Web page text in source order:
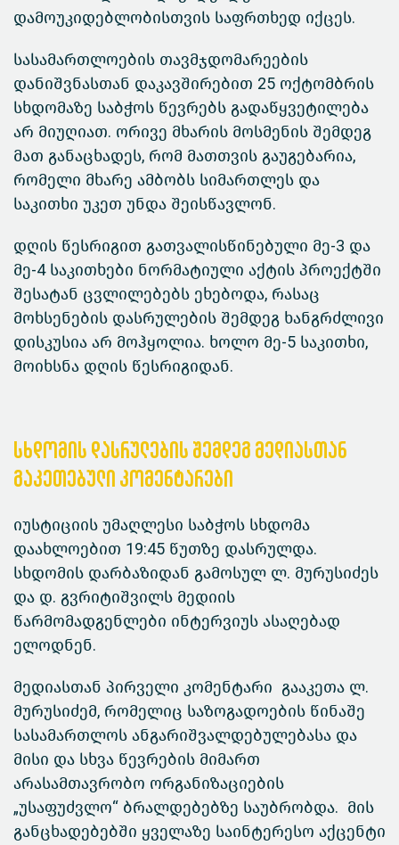
დამოუკიდებლობისთვის საფრთხედ იქცეს.
სასამართლოების თავმჯდომარეების
დანიშვნასთან დაკავშირებით 25 ოქტომბრის
სხდომაზე საბჭოს წევრებს გადაწყვეტილება
არ მიუღიათ. ორივე მხარის მოსმენის შემდეგ
მათ განაცხადეს, რომ მათთვის გაუგებარია,
რომელი მხარე ამბობს სიმართლეს და
საკითხი უკეთ უნდა შეისწავლონ.
დღის წესრიგით გათვალისწინებული მე-3 და
მე-4 საკითხები ნორმატიული აქტის პროექტში
შესატან ცვლილებებს ეხებოდა, რასაც
მოხსენების დასრულების შემდეგ ხანგრძლივი
დისკუსია არ მოჰყოლია. ხოლო მე-5 საკითხი,
მოიხსნა დღის წესრიგიდან.
სხდომის დასრულების შემდეგ მედიასთან
გაკეთებული კომენტარები
იუსტიციის უმაღლესი საბჭოს სხდომა
დაახლოებით 19:45 წუთზე დასრულდა.
სხდომის დარბაზიდან გამოსულ ლ. მურუსიძეს
და დ. გვრიტიშვილს მედიის
წარმომადგენლები ინტერვიუს ასაღებად
ელოდნენ.
მედიასთან პირველი კომენტარი გააკეთა ლ.
მურუსიძემ, რომელიც საზოგადოების წინაშე
სასამართლოს ანგარიშვალდებულებასა და
მისი და სხვა წევრების მიმართ
არასამთავრობო ორგანიზაციების
„უსაფუძვლო“ ბრალდებებზე საუბრობდა. მის
განცხადებებში ყველაზე საინტერესო აქცენტი